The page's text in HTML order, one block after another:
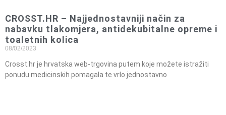
CROSST.HR – Najjednostavniji način za
nabavku tlakomjera, antidekubitalne opreme i
toaletnih kolica
08/02/2023
Crosst.hr je hrvatska web-trgovina putem koje možete istražiti
ponudu medicinskih pomagala te vrlo jednostavno